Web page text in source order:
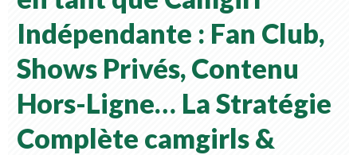
Indépendante : Fan Club,
Shows Privés, Contenu
Hors-Ligne… La Stratégie
Complète camgirls &